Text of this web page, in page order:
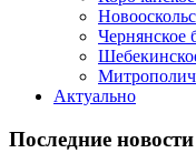
Чернянское
Актуально
Последние новости